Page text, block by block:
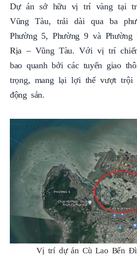
Dự án sở hữu vị trí vàng tại
Vũng Tàu, trải dài qua ba
Phường 5, Phường 9 và
Rịa – Vũng Tàu. Với vị trí
bao quanh bởi các tuyến giao
trọng, mang lại lợi thế vượt trội
động sản.
Vị trí dự án Cù Lao Bến